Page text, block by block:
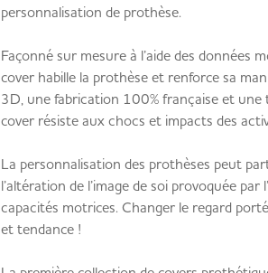
personnalisation de prothèse.
Façonné sur mesure à l’aide des données
cover habille la prothèse et renforce sa
3D, une fabrication 100% française et une
cover résiste aux chocs et impacts des
La personnalisation des prothèses peut
l’altération de l’image de soi provoquée
capacités motrices. Changer le regard
et tendance !